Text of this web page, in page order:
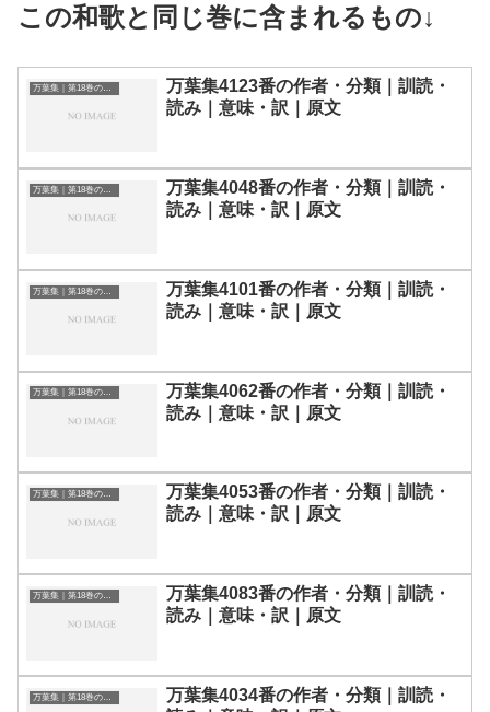
この和歌と同じ巻に含まれるもの↓
万葉集｜第18巻の和歌一覧
万葉集4123番の作者・分類｜訓読・
読み｜意味・訳｜原文
万葉集｜第18巻の和歌一覧
万葉集4048番の作者・分類｜訓読・
読み｜意味・訳｜原文
万葉集｜第18巻の和歌一覧
万葉集4101番の作者・分類｜訓読・
読み｜意味・訳｜原文
万葉集｜第18巻の和歌一覧
万葉集4062番の作者・分類｜訓読・
読み｜意味・訳｜原文
万葉集｜第18巻の和歌一覧
万葉集4053番の作者・分類｜訓読・
読み｜意味・訳｜原文
万葉集｜第18巻の和歌一覧
万葉集4083番の作者・分類｜訓読・
読み｜意味・訳｜原文
万葉集｜第18巻の和歌一覧
万葉集4034番の作者・分類｜訓読・